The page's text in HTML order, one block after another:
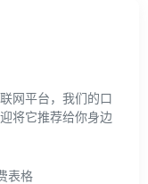
网平台，我们的口
将它推荐给你身边
表格